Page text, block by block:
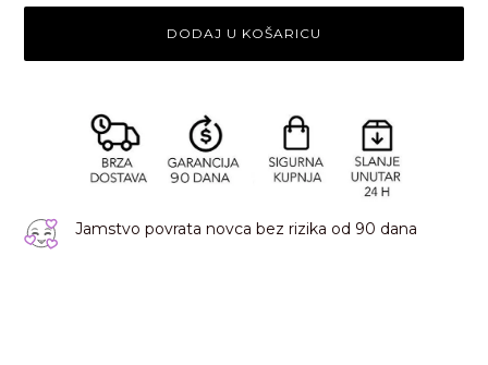
DODAJ U KOŠARICU
Jamstvo povrata novca bez rizika od 90 dana